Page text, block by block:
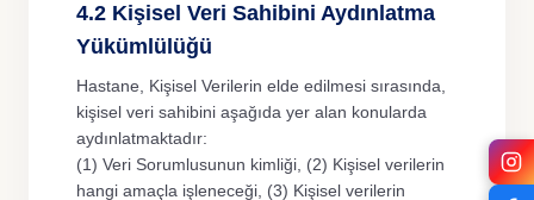
4.2 Kişisel Veri Sahibini Aydınlatma
Yükümlülüğü
Hastane, Kişisel Verilerin elde edilmesi sırasında,
kişisel veri sahibini aşağıda yer alan konularda
aydınlatmaktadır:
(1) Veri Sorumlusunun kimliği, (2) Kişisel verilerin
hangi amaçla işleneceği, (3) Kişisel verilerin